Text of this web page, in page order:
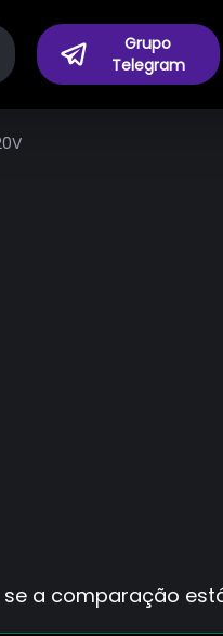
Grupo
Telegram
a comparação